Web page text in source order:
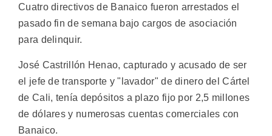
Cuatro directivos de Banaico fueron arrestados el
pasado fin de semana bajo cargos de asociación
para delinquir.
José Castrillón Henao, capturado y acusado de ser
el jefe de transporte y "lavador" de dinero del Cártel
de Cali, tenía depósitos a plazo fijo por 2,5 millones
de dólares y numerosas cuentas comerciales con
Banaico.